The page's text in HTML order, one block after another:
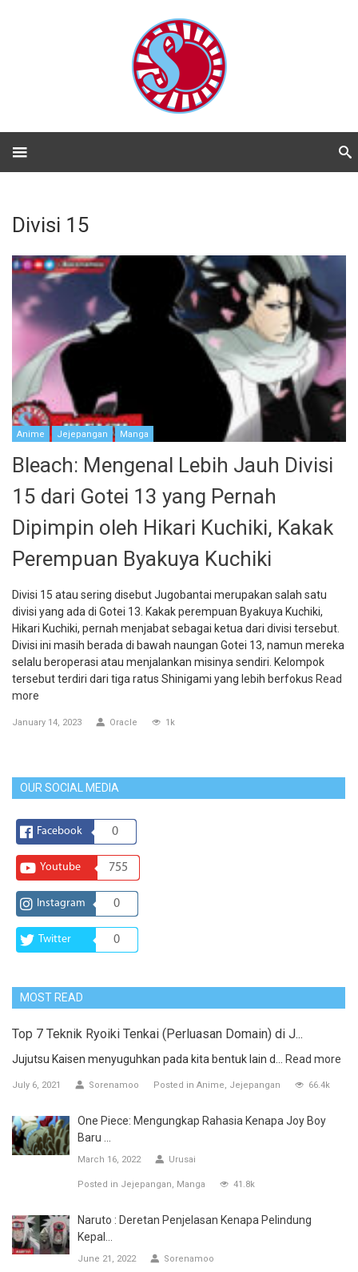
Divisi 15
Anime Jejepangan Manga
Bleach: Mengenal Lebih Jauh Divisi
15 dari Gotei 13 yang Pernah
Dipimpin oleh Hikari Kuchiki, Kakak
Perempuan Byakuya Kuchiki
Divisi 15 atau sering disebut Jugobantai merupakan salah satu
divisi yang ada di Gotei 13. Kakak perempuan Byakuya Kuchiki,
Hikari Kuchiki, pernah menjabat sebagai ketua dari divisi tersebut.
Divisi ini masih berada di bawah naungan Gotei 13, namun mereka
selalu beroperasi atau menjalankan misinya sendiri. Kelompok
tersebut terdiri dari tiga ratus Shinigami yang lebih berfokus Read
more
January 14, 2023 Oracle 1k
OUR SOCIAL MEDIA
Facebook 0
Youtube 755
Instagram 0
Twitter 0
MOST READ
Top 7 Teknik Ryoiki Tenkai (Perluasan Domain) di J...
Jujutsu Kaisen menyuguhkan pada kita bentuk lain d... Read more
July 6, 2021 Sorenamoo Posted in Anime Jejepangan 66.4k
One Piece: Mengungkap Rahasia Kenapa Joy Boy
Baru ...
March 16, 2022 Urusai
Posted in Jejepangan Manga 41.8k
Naruto : Deretan Penjelasan Kenapa Pelindung
Kepal...
June 21, 2022 Sorenamoo